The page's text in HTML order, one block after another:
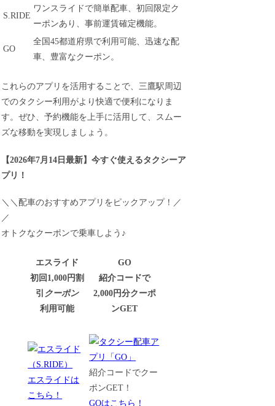
S.RIDE
ワンスライドで簡単配車、初回限定ク
ーポンあり、事前運賃確定機能。
GO
全国45都道府県で利用可能、迅速な配
車、豊富なクーポン。
これらのアプリを活用することで、三鷹駅周辺
でのタクシー利用がより快適で便利になりま
す。ぜひ、予約機能を上手に活用して、スムー
ズな移動を実現しましょう。
【2026年7月14日最新】今すぐ使えるタクシーア
プリ！
＼＼配車のおすすめアプリをピックアップ！／
／
オトクなクーポンで乗車しよう♪
エスライド
初回1,000円割
引 クーポン
利用可能
GO
紹介コードで
2,000円分クーポ
ンGET
エスライドは
こちら！
紹介コードでクー
ポンGET！
GOはこちら！